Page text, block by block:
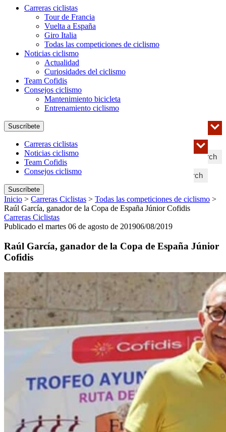
Carreras ciclistas
Tour de Francia
Vuelta a España
Giro Italia
Todas las competiciones de ciclismo
Noticias ciclismo
Actualidad
Curiosidades del ciclismo
Team Cofidis
Consejos ciclismo
Mantenimiento bicicleta
Entrenamiento ciclismo
Search
Suscríbete
Search
Carreras ciclistas
Noticias ciclismo
Team Cofidis
Consejos ciclismo
Suscríbete
Inicio > Carreras Ciclistas > Todas las competiciones de ciclismo >
Raúl García, ganador de la Copa de España Júnior Cofidis
Carreras Ciclistas
Publicado el martes 06 de agosto de 201906/08/2019
Raúl García, ganador de la Copa de España Júnior
Cofidis